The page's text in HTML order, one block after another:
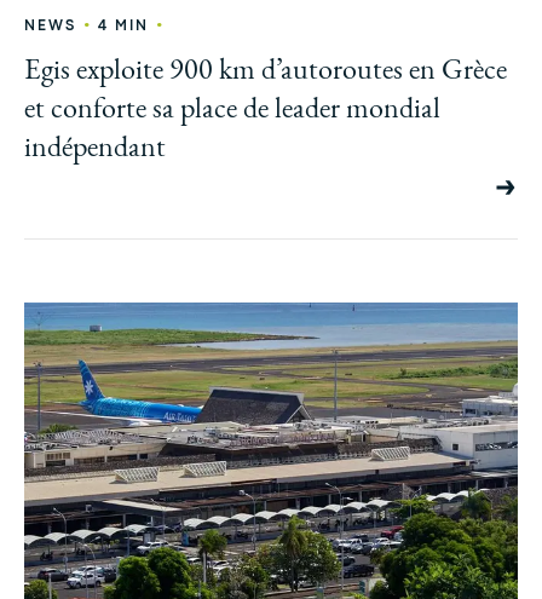
NEWS • 4 MIN •
Egis exploite 900 km d’autoroutes en Grèce
et conforte sa place de leader mondial
indépendant